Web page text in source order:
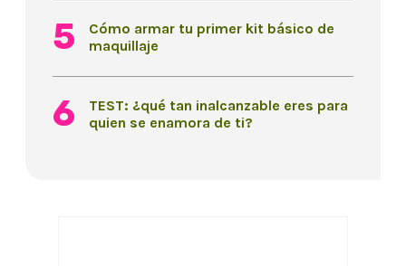
Cómo armar tu primer kit básico de
maquillaje
TEST: ¿qué tan inalcanzable eres para
quien se enamora de ti?